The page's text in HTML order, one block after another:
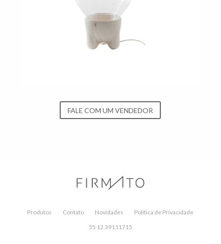
FALE COM UM VENDEDOR
Produtos Contato Novidades
Política de Privacidade
55 12 39111715